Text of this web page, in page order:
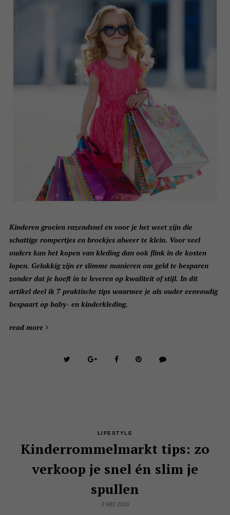
Kinderen groeien razendsnel en voor je het weet zijn die
schattige rompertjes en broekjes alweer te klein. Voor veel
ouders kan het kopen van kleding dan ook flink in de kosten
lopen. Gelukkig zijn er slimme manieren om geld te besparen
zonder dat je hoeft in te leveren op kwaliteit of stijl. In dit
artikel deel ik 7 praktische tips waarmee je als ouder eenvoudig
bespaart op baby- en kinderkleding.
read more
LIFESTYLE
Kinderrommelmarkt tips: zo
verkoop je snel én slim je
spullen
3 MEI 2026